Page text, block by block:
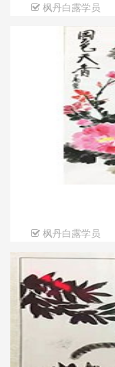
枫丹白露学员
枫丹白露学员